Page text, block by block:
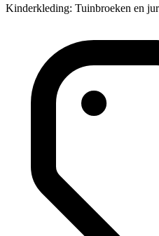
Kinderkleding: Tuinbroeken en